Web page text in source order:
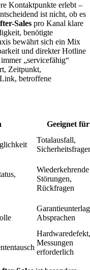
Kontaktpunkte erlebt –
ist nicht, ob es
Sales pro Kanal klare
benötigte
bewährt sich ein Mix
und direkter Hotline
„servicefähig“
Zeitpunkt,
betroffene
Geeignet für
Totalausfall,
Wiederkehrende
Störungen,
Rückfragen
Absprachen
Hardwaredefekt,
Messungen
erforderlich